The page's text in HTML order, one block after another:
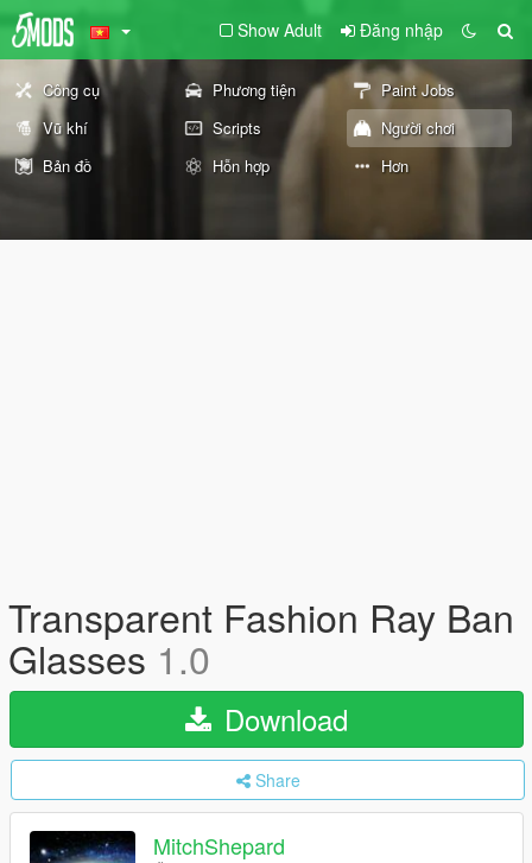
Show Adult Đăng nhập
Công cụ Phương tiện
Paint Jobs
Vũ khí
Scripts
Người chơi
Bản đồ
Hỗn hợp Hơn
Transparent Fashion Ray Ban
Glasses 1.0
Download
Share
MitchShepard